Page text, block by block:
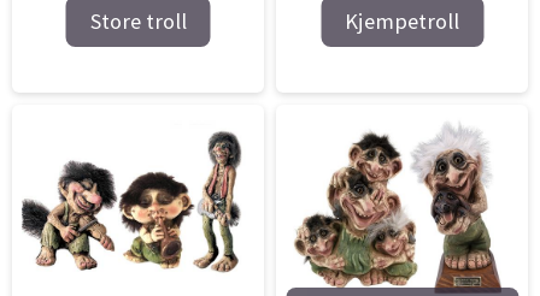
Store troll Kjempetroll